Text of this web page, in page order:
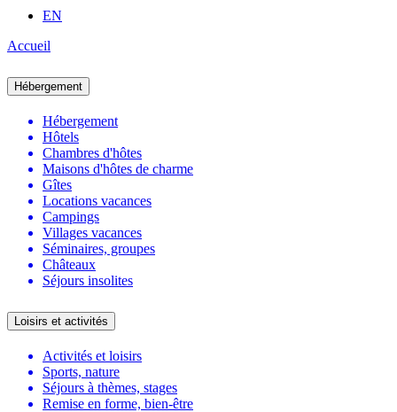
EN
Accueil
Hébergement
Hébergement
Hôtels
Chambres d'hôtes
Maisons d'hôtes de charme
Gîtes
Locations vacances
Campings
Villages vacances
Séminaires, groupes
Châteaux
Séjours insolites
Loisirs et activités
Activités et loisirs
Sports, nature
Séjours à thèmes, stages
Remise en forme, bien-être